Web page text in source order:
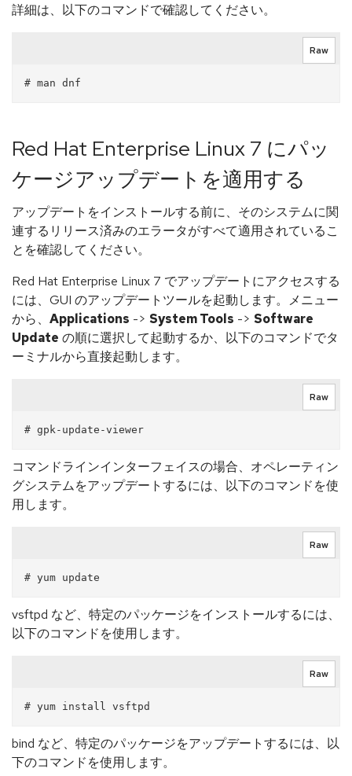
詳細は、以下のコマンドで確認してください。
Raw
Red Hat Enterprise Linux 7 にパッ
ケージアップデートを適用する
アップデートをインストールする前に、そのシステムに関
連するリリース済みのエラータがすべて適用されているこ
とを確認してください。
Red Hat Enterprise Linux 7 でアップデートにアクセスする
には、GUI のアップデートツールを起動します。メニュー
から、 Applications -> System Tools -> Software
Update の順に選択して起動するか、以下のコマンドでタ
ーミナルから直接起動します。
Raw
コマンドラインインターフェイスの場合、オペレーティン
グシステムをアップデートするには、以下のコマンドを使
用します。
Raw
vsftpd など、特定のパッケージをインストールするには、
以下のコマンドを使用します。
Raw
bind など、特定のパッケージをアップデートするには、以
下のコマンドを使用します。